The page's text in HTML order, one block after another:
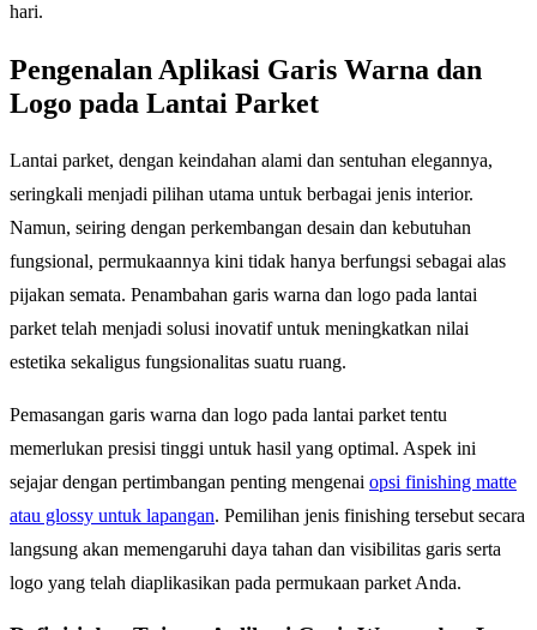
hari.
Pengenalan Aplikasi Garis Warna dan
Logo pada Lantai Parket
Lantai parket, dengan keindahan alami dan sentuhan elegannya,
seringkali menjadi pilihan utama untuk berbagai jenis interior.
Namun, seiring dengan perkembangan desain dan kebutuhan
fungsional, permukaannya kini tidak hanya berfungsi sebagai alas
pijakan semata. Penambahan garis warna dan logo pada lantai
parket telah menjadi solusi inovatif untuk meningkatkan nilai
estetika sekaligus fungsionalitas suatu ruang.
Pemasangan garis warna dan logo pada lantai parket tentu
memerlukan presisi tinggi untuk hasil yang optimal. Aspek ini
sejajar dengan pertimbangan penting mengenai opsi finishing matte
atau glossy untuk lapangan. Pemilihan jenis finishing tersebut secara
langsung akan memengaruhi daya tahan dan visibilitas garis serta
logo yang telah diaplikasikan pada permukaan parket Anda.